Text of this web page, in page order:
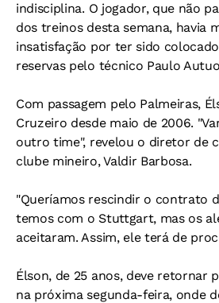
indisciplina. O jogador, que não
dos treinos desta semana, havia
insatisfação por ter sido
reservas pelo técnico Paulo
Com passagem pelo Palmeiras,
Cruzeiro desde maio de 2006.
outro time", revelou o diretor de
clube mineiro, Valdir Barbosa.
"Queríamos rescindir o contrato
temos com o Stuttgart, mas os
aceitaram. Assim, ele terá de
Élson, de 25 anos, deve retornar
na próxima segunda-feira, onde